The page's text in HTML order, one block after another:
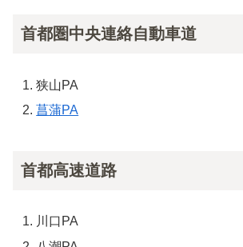
首都圏中央連絡自動車道
狭山PA
菖蒲PA
首都高速道路
川口PA